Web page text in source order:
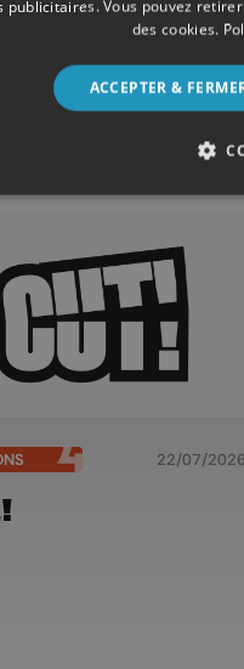
recherche
pièce d'or
500 euros
22/07/2026
publicitaires. Vous pouvez
des cookies.
ACCEPTER &